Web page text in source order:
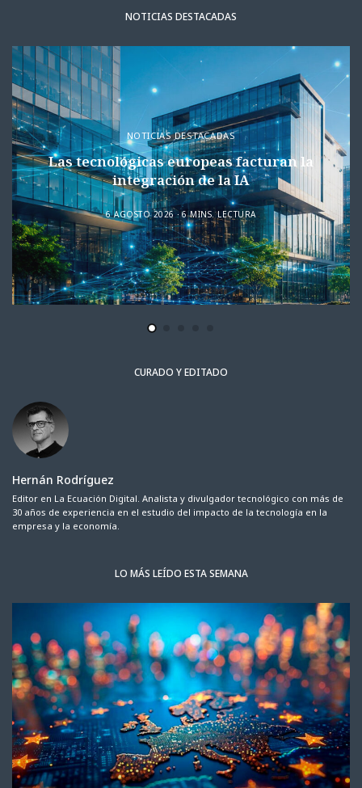
NOTICIAS DESTACADAS
NOTICIAS DESTACADAS
Las tecnológicas europeas facturan la
integración de la IA
6 AGOSTO 2026 6 MINS. LECTURA
CURADO Y EDITADO
Hernán Rodríguez
Editor en La Ecuación Digital. Analista y divulgador tecnológico con más de
30 años de experiencia en el estudio del impacto de la tecnología en la
empresa y la economía.
LO MÁS LEÍDO ESTA SEMANA